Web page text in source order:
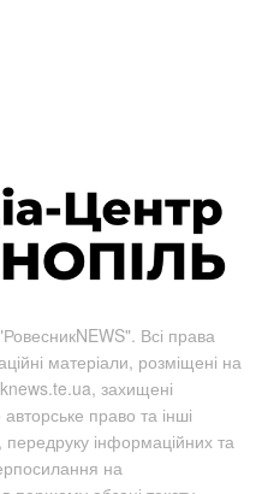
Всі права
матеріали, розміщені на
захищені
право та інші
передруку інформаційних та
на